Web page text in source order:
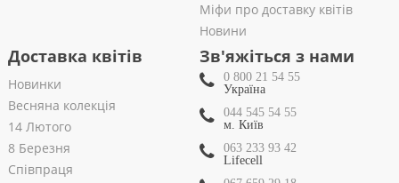
Міфи про доставку квітів
Новини
Доставка квітів
Новинки
Весняна колекція
14 Лютого
8 Березня
Співпраця
Зв'яжіться з нами
0 800 21 54 55
Україна
044 545 54 55
м. Київ
063 233 93 42
Lifecell